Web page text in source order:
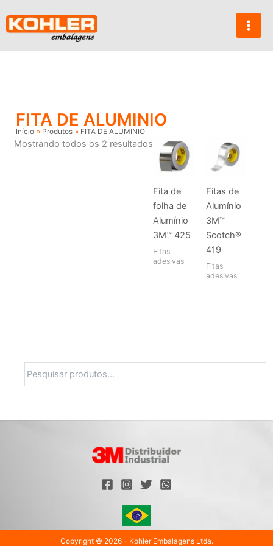
para
conteúdo
FITA DE ALUMINIO
Início Produtos FITA DE ALUMINIO
Mostrando todos os 2 resultados
Fita de
folha de
Alumínio
3M™ 425
Fitas
adesivas
Fitas de
Alumínio
3M™
Scotch®
419
Fitas
adesivas
Copyright © 2026 - Kohler Embalagens Ltda.